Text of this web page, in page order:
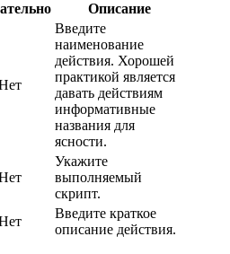
Описание
Введите
наименование
действия. Хорошей
практикой является
давать действиям
информативные
названия для
ясности.
Укажите
выполняемый
скрипт.
Введите краткое
описание действия.